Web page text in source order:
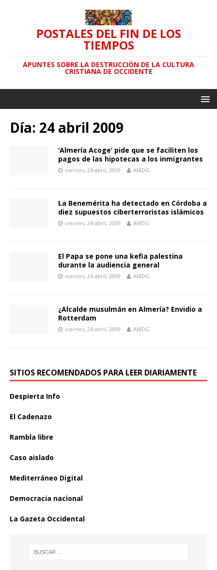
POSTALES DEL FIN DE LOS
TIEMPOS
APUNTES SOBRE LA DESTRUCCIÓN DE LA CULTURA
CRISTIANA DE OCCIDENTE
Día: 24 abril 2009
‘Almería Acoge’ pide que se faciliten los
pagos de las hipotecas a los inmigrantes
viernes, 24 abril, 2009 AMDG
La Benemérita ha detectado en Córdoba a
diez supuestos ciberterroristas islámicos
viernes, 24 abril, 2009 AMDG
El Papa se pone una kefia palestina
durante la audiencia general
viernes, 24 abril, 2009 AMDG
¿Alcalde musulmán en Almería? Envidio a
Rotterdam
viernes, 24 abril, 2009 AMDG
SITIOS RECOMENDADOS PARA LEER DIARIAMENTE
Despierta Info
El Cadenazo
Rambla libre
Caso aislado
Mediterráneo Digital
Democracia nacional
La Gazeta Occidental